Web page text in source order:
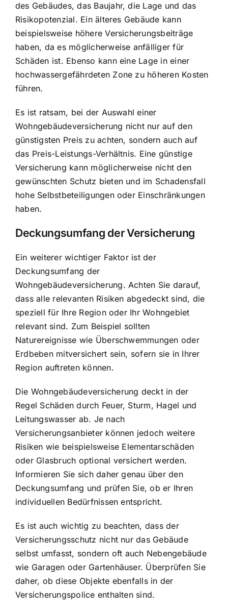
des Gebäudes, das Baujahr, die Lage und das
Risikopotenzial. Ein älteres Gebäude kann
beispielsweise höhere Versicherungsbeiträge
haben, da es möglicherweise anfälliger für
Schäden ist. Ebenso kann eine Lage in einer
hochwassergefährdeten Zone zu höheren Kosten
führen.
Es ist ratsam, bei der Auswahl einer
Wohngebäudeversicherung nicht nur auf den
günstigsten Preis zu achten, sondern auch auf
das Preis-Leistungs-Verhältnis. Eine günstige
Versicherung kann möglicherweise nicht den
gewünschten Schutz bieten und im Schadensfall
hohe Selbstbeteiligungen oder Einschränkungen
haben.
Deckungsumfang der Versicherung
Ein weiterer wichtiger Faktor ist der
Deckungsumfang der
Wohngebäudeversicherung. Achten Sie darauf,
dass alle relevanten Risiken abgedeckt sind, die
speziell für Ihre Region oder Ihr Wohngebiet
relevant sind. Zum Beispiel sollten
Naturereignisse wie Überschwemmungen oder
Erdbeben mitversichert sein, sofern sie in Ihrer
Region auftreten können.
Die Wohngebäudeversicherung deckt in der
Regel Schäden durch Feuer, Sturm, Hagel und
Leitungswasser ab. Je nach
Versicherungsanbieter können jedoch weitere
Risiken wie beispielsweise Elementarschäden
oder Glasbruch optional versichert werden.
Informieren Sie sich daher genau über den
Deckungsumfang und prüfen Sie, ob er Ihren
individuellen Bedürfnissen entspricht.
Es ist auch wichtig zu beachten, dass der
Versicherungsschutz nicht nur das Gebäude
selbst umfasst, sondern oft auch Nebengebäude
wie Garagen oder Gartenhäuser. Überprüfen Sie
daher, ob diese Objekte ebenfalls in der
Versicherungspolice enthalten sind.